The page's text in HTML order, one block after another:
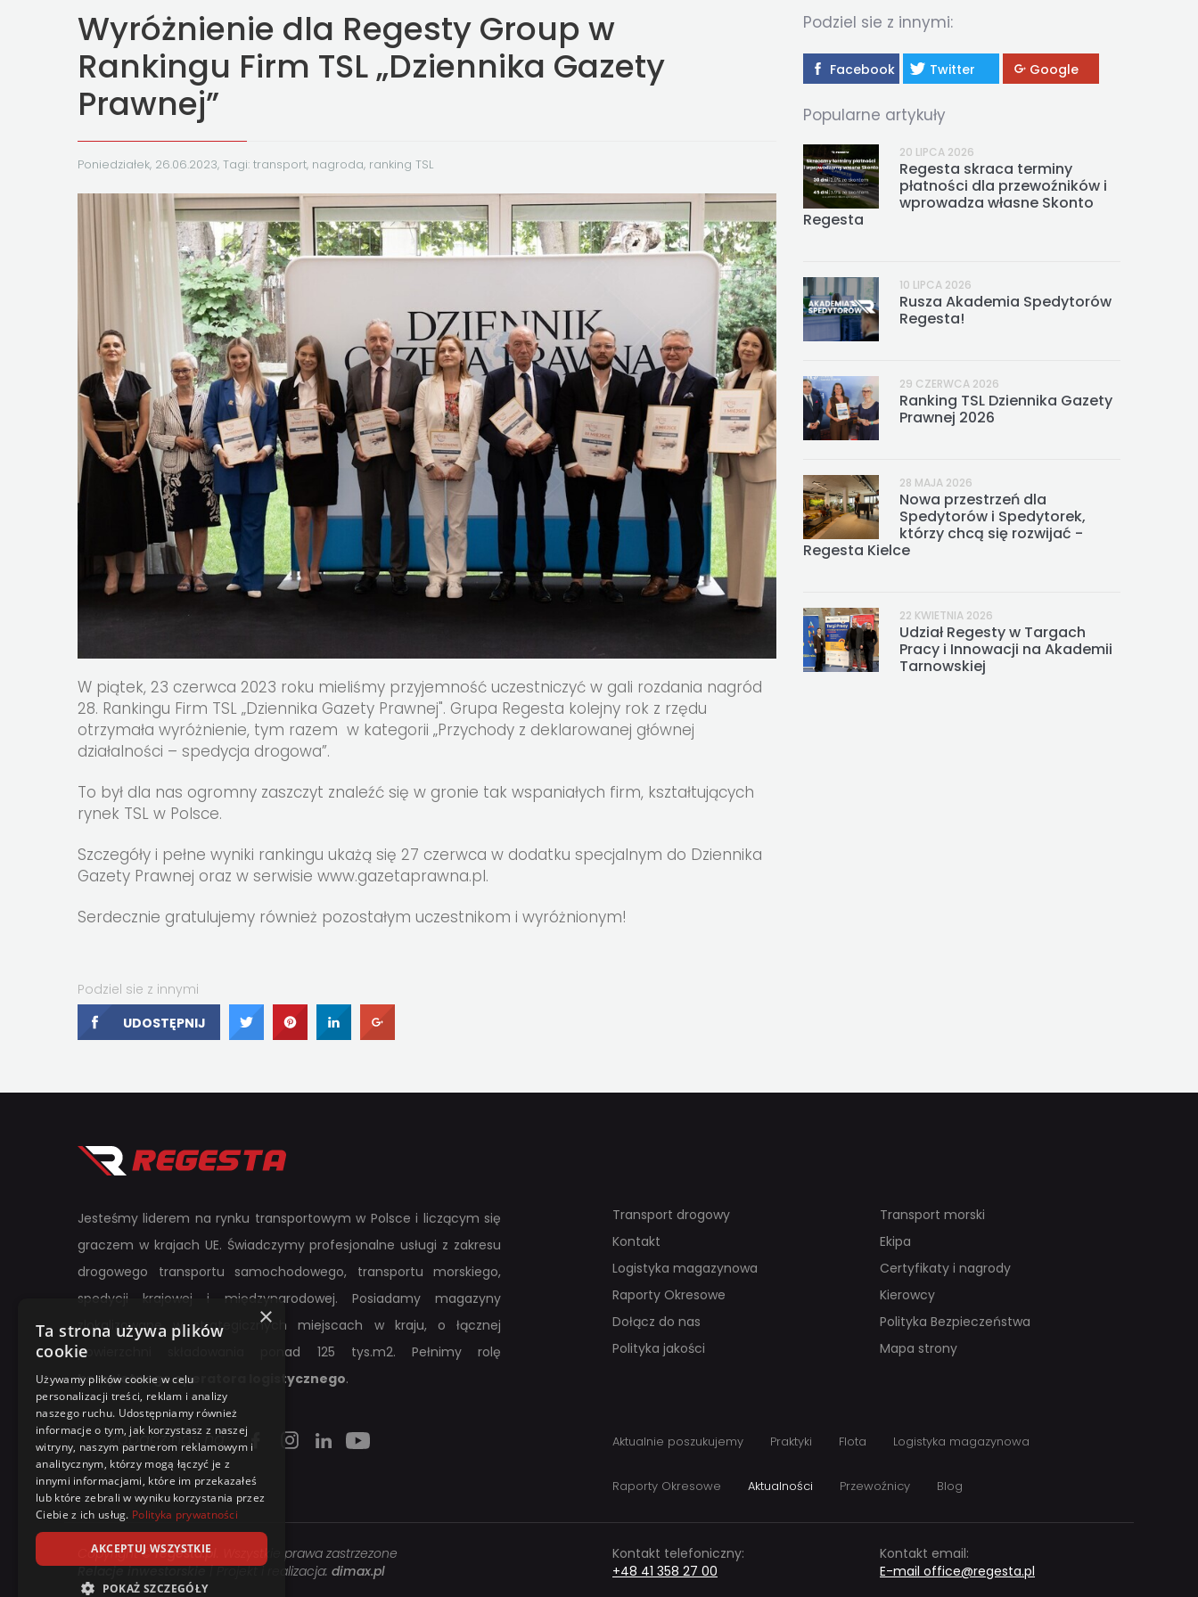
REGESTA LOGISTYKA
Wyróżnienie dla Regesty Group w
Rankingu Firm TSL „Dziennika Gazety
Prawnej”
Poniedziałek, 26.06.2023, Tagi: transport, nagroda, ranking TSL
W piątek, 23 czerwca 2023 roku mieliśmy przyjemność uczestniczyć w gali rozdania nagród
28. Rankingu Firm TSL „Dziennika Gazety Prawnej". Grupa Regesta kolejny rok z rzędu
otrzymała wyróżnienie, tym razem w kategorii „Przychody z deklarowanej głównej
działalności – spedycja drogowa”.
To był dla nas ogromny zaszczyt znaleźć się w gronie tak wspaniałych firm, kształtujących
rynek TSL w Polsce.
Szczegóły i pełne wyniki rankingu ukażą się 27 czerwca w dodatku specjalnym do Dziennika
Gazety Prawnej oraz w serwisie www.gazetaprawna.pl.
Serdecznie gratulujemy również pozostałym uczestnikom i wyróżnionym!
Podziel sie z innymi
UDOSTĘPNIJ
UDOSTĘPNIJUDOSTĘPNIJUDOSTĘPNIJ
Podziel sie z innymi:
Facebook Twitter Google
Popularne artykuły
20 LIPCA 2026
Regesta skraca terminy
płatności dla przewoźników i
wprowadza własne Skonto
Regesta
10 LIPCA 2026
Rusza Akademia Spedytorów
Regesta!
29 CZERWCA 2026
Ranking TSL Dziennika Gazety
Prawnej 2026
28 MAJA 2026
Nowa przestrzeń dla
Spedytorów i Spedytorek,
którzy chcą się rozwijać -
Regesta Kielce
22 KWIETNIA 2026
Udział Regesty w Targach
Pracy i Innowacji na Akademii
Tarnowskiej
Jesteśmy liderem na rynku transportowym w Polsce i liczącym się
graczem w krajach UE. Świadczymy profesjonalne usługi z zakresu
drogowego transportu samochodowego, transportu morskiego,
spedycji krajowej i międzynarodowej. Posiadamy magazyny
zlokalizowane w strategicznych miejscach w kraju, o łącznej
powierzchni składowania ponad 125 tys.m2. Pełnimy rolę
kompletnego operatora logistycznego.
Transport drogowy
Kontakt
Logistyka magazynowa
Raporty Okresowe
Dołącz do nas
Polityka jakości
Transport morski
Ekipa
Certyfikaty i nagrody
Kierowcy
Polityka Bezpieczeństwa
Mapa strony
Zobacz nas na Aktualnie poszukujemy Praktyki Flota Logistyka magazynowa
Raporty Okresowe Aktualności Przewoźnicy Blog
Copyright ©regesta.pl
. Wszystkie prawa zastrzezone
Relacje inwestorskie| Projekt i realizacja: dimax.pl
Kontakt telefoniczny:
+48 41 358 27 00
Kontakt email:
E-mail office@regesta.pl
×
Ta strona używa plików
cookie
Używamy plików cookie w celu
personalizacji treści, reklam i analizy
naszego ruchu. Udostępniamy również
informacje o tym, jak korzystasz z naszej
witryny, naszym partnerom reklamowym i
analitycznym, którzy mogą łączyć je z
innymi informacjami, które im przekazałeś
lub które zebrali w wyniku korzystania przez
Ciebie z ich usług. Polityka prywatności
AKCEPTUJ WSZYSTKIE
POKAŻ SZCZEGÓŁY